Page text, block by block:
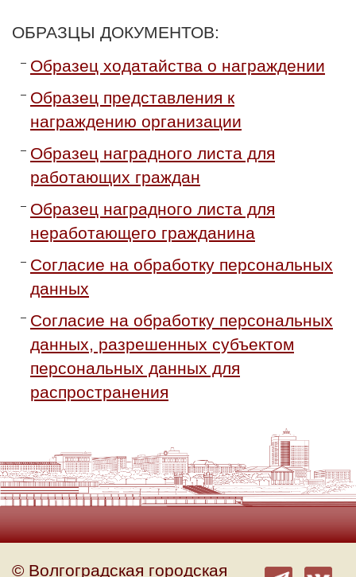
ОБРАЗЦЫ ДОКУМЕНТОВ:
Образец ходатайства о награждении
Образец представления к
награждению организации
Образец наградного листа для
работающих граждан
Образец наградного листа для
неработающего гражданина
Согласие на обработку персональных
данных
Согласие на обработку персональных
данных, разрешенных субъектом
персональных данных для
распространения
© Волгоградская городская